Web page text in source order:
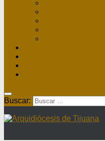
Buscar: